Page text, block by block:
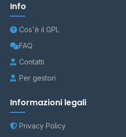
Info
Cos'è il GPL
FAQ
Contatti
Per gestori
Informazioni legali
Privacy Policy